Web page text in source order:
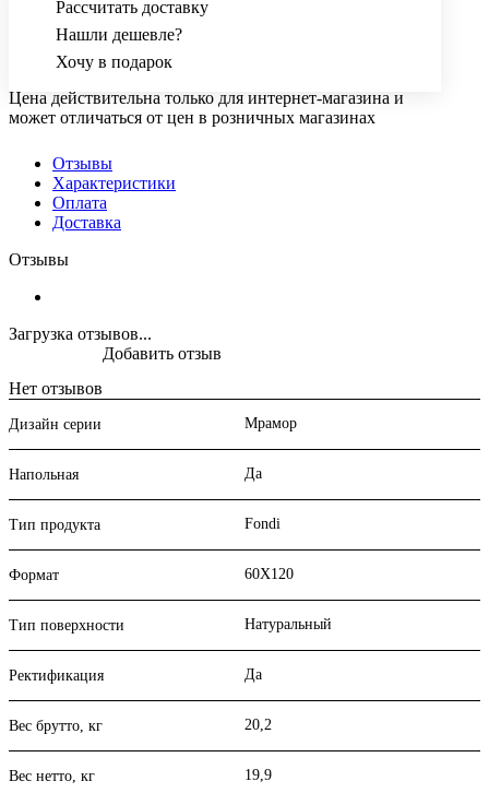
Рассчитать доставку
Нашли дешевле?
Хочу в подарок
Цена действительна только для интернет-магазина и
может отличаться от цен в розничных магазинах
Отзывы
Характеристики
Оплата
Доставка
Отзывы
Загрузка отзывов...
Нет отзывов
Добавить отзыв
Дизайн серии Мрамор
Напольная Да
Тип продукта Fondi
Формат 60X120
Тип поверхности Натуральный
Ректификация Да
Вес брутто, кг 20,2
Вес нетто, кг 19,9